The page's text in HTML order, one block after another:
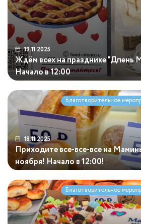
19.11.2025
Ждём всех на празднике "Дпень
Начало в 12:00
Благотворительное
18.11.2025
Приходите все-все-все на
ноября! Начало в 12:00!
Благотворительное